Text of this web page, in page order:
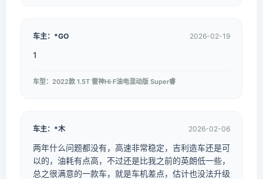
车主：*GO 2026-02-19
1
车型：2022款 1.5T 雷神Hi·F油电混动版 Super睿
车主：*木 2026-02-06
两年什么问题都没有，高速非常稳定，吉利造车还是可
以的，油耗有点高，不过还是比我之前的英朗低一些，
总之很满意的一款车，就是车机差点，估计也没法升级